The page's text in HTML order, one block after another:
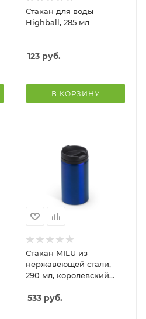
Стакан для воды
Highball, 285 мл
123 руб.
В КОРЗИНУ
Стакан MILU из
нержавеющей стали,
290 мл, королевский
533 руб.